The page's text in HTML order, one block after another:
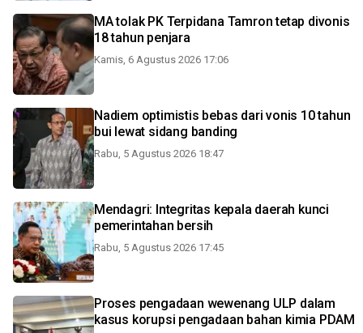
MA tolak PK Terpidana Tamron tetap divonis
18 tahun penjara
Kamis, 6 Agustus 2026 17:06
Nadiem optimistis bebas dari vonis 10 tahun
bui lewat sidang banding
Rabu, 5 Agustus 2026 18:47
Mendagri: Integritas kepala daerah kunci
pemerintahan bersih
Rabu, 5 Agustus 2026 17:45
Proses pengadaan wewenang ULP dalam
kasus korupsi pengadaan bahan kimia PDAM